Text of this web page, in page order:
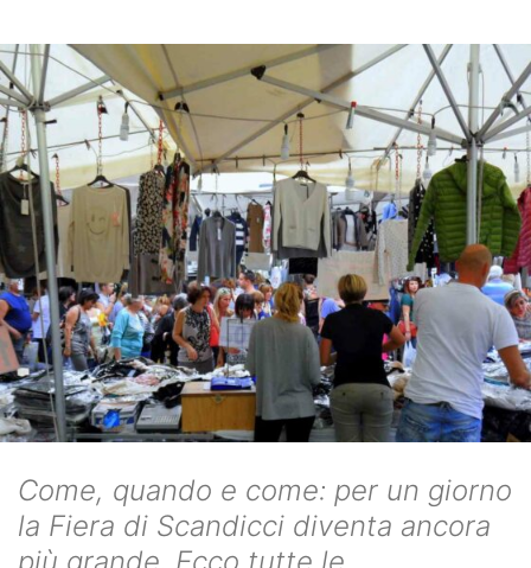
Come, quando e come: per un giorno
la Fiera di Scandicci diventa ancora